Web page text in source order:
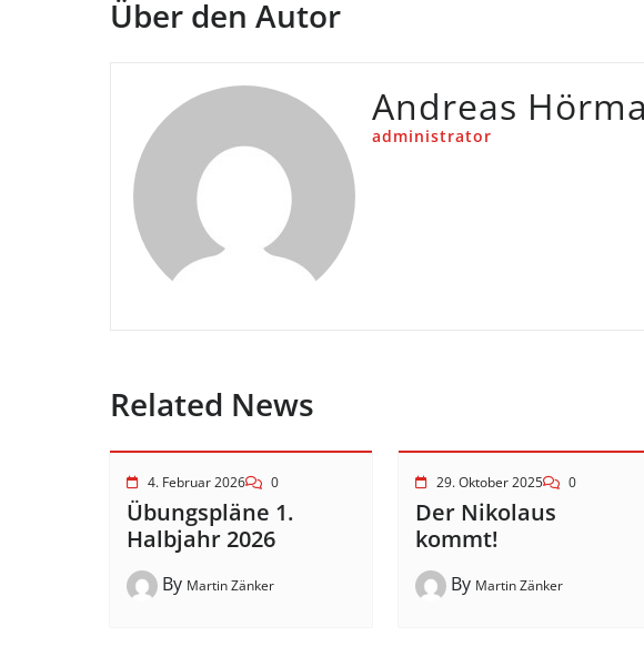
Über den Autor
Andreas
administrator
Related News
4. Februar 2026 0
Übungspläne 1.
Halbjahr 2026
By Martin Zänker
29. Oktober 2025 0
Der Nikolaus
kommt!
By Martin Zänker